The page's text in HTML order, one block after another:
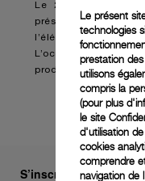
Le 24 septembre
présentait les
l’élégance italienne.
L’occasion pour ses
produits iconiques et
S’inscrire à notre
Le présent
technologies
prestation
utilisons
compris la
(pour plus
le site
d'utilisation
cookies
comprendre
navigation de